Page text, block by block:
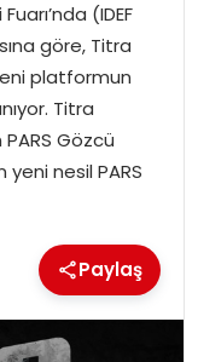
(IDEF
göre, Titra
platformun
Titra
Gözcü
yeni nesil PARS
Paylaş